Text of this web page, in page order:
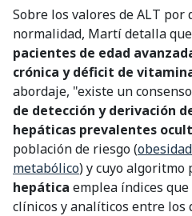
Sobre los valores de ALT
normalidad, Martí detalla que
pacientes de edad
crónica y déficit de
abordaje, "existe un
de detección y derivación
hepáticas prevalentes
población de riesgo (obesidad
metabólico) y cuyo algoritmo
hepática emplea índices
clínicos y analíticos entre los